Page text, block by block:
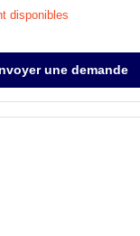
disponibles
une demande